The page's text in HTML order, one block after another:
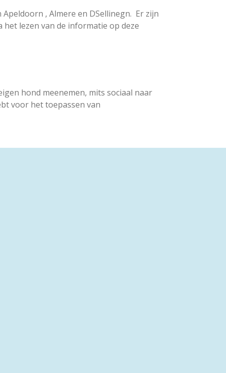
, Almere en DSellinegn. Er zijn
lezen van de informatie op deze
hond meenemen, mits sociaal naar
voor het toepassen van